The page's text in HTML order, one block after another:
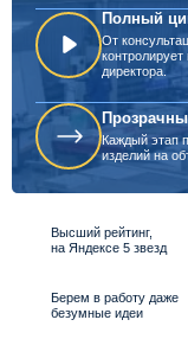
Полный
От
директора.
Каждый этап
изделий на
Высший рейтинг,
на Яндексе 5 звезд
Берем в работу даже
безумные идеи